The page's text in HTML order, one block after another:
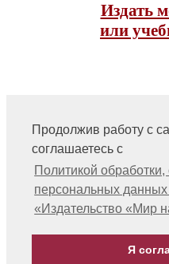
Продолжив работу с
соглашаетесь с
Политикой
персональных
«Издательство «Мир
Я
Издать
или
На главную
Контакты, учредитель,
Политика обработки,
© ООО «Издательство «Мир
science», LLC Материалы,
о защите авторских прав.
Авторские права на